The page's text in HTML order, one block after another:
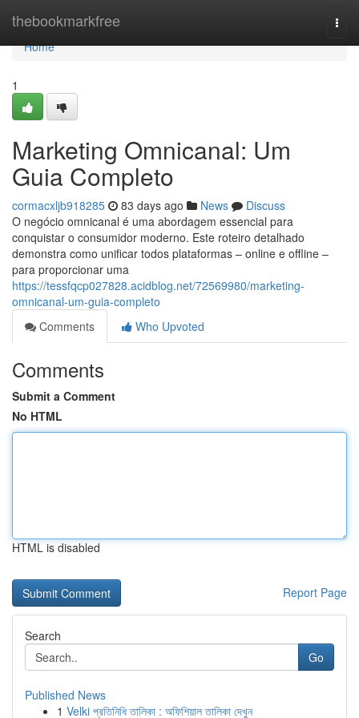
thebookmarkfree
Home
Home
1
Marketing Omnicanal: Um
Guia Completo
cormacxljb918285 83 days ago News
Discuss
O negócio omnicanal é uma abordagem essencial para
conquistar o consumidor moderno. Este roteiro detalhado
demonstra como unificar todos plataformas – online e offline –
para proporcionar uma
https://tessfqcp027828.acidblog.net/72569980/marketing-
omnicanal-um-guia-completo
Comments
Who Upvoted
Comments
Submit a Comment
No HTML
HTML is disabled
Report Page
Search
Go
Published News
1 Velki প্রতিনিধি তালিকা : অফিশিয়াল তালিকা দেখুন